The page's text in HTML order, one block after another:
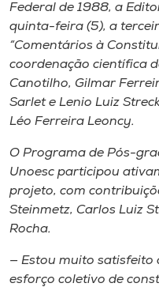
Editora
Rádio
Museu
Unoesc
Store
Selecione
o idioma
Federal de 1988, a
quinta-feira (5), a
“Comentários à
coordenação científica
Canotilho, Gilmar
Sarlet e Lenio Luiz
Léo Ferreira Leoncy.
O Programa de Pós-
Unoesc participou
projeto, com
Steinmetz, Carlos Luiz
Rocha.
— Estou muito satisfeito
esforço coletivo de